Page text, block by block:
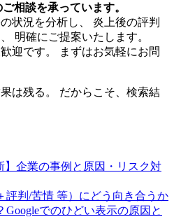
相談を承っています。
状況を分析し、 炎上後の評判
明確にご提案いたします。
迎です。 まずはお気軽にお問
は残る。 だからこそ、検索結
】企業の事例と原因・リスク対
評判/苦情 等）にどう向き合うか
でのひどい表示の原因と